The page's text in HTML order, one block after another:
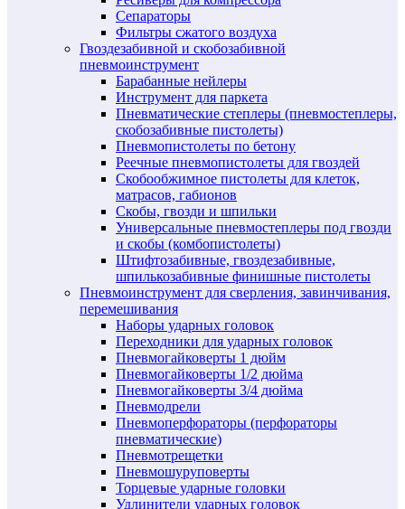
Сепараторы
Фильтры сжатого воздуха
Гвоздезабивной и скобозабивной
пневмоинструмент
Барабанные нейлеры
Инструмент для паркета
Пневматические степлеры (пневмостеплеры,
скобозабивные пистолеты)
Пневмопистолеты по бетону
Реечные пневмопистолеты для гвоздей
Скобообжимное пистолеты для клеток,
матрасов, габионов
Скобы, гвозди и шпильки
Универсальные пневмостеплеры под гвозди
и скобы (комбопистолеты)
Штифтозабивные, гвоздезабивные,
шпилькозабивные финишные пистолеты
Пневмоинструмент для сверления, завинчивания,
перемешивания
Наборы ударных головок
Переходники для ударных головок
Пневмогайковерты 1 дюйм
Пневмогайковерты 1/2 дюйма
Пневмогайковерты 3/4 дюйма
Пневмодрели
Пневмоперфораторы (перфораторы
пневматические)
Пневмотрещетки
Пневмошуруповерты
Торцевые ударные головки
Удлинители ударных головок